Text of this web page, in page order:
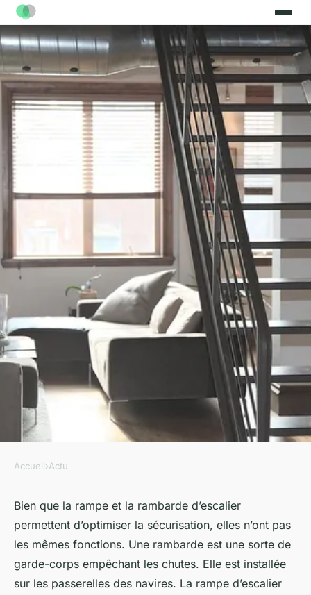
Comment trouver la rampe
d'escalier adapté à vos besoins
?
sébastienne•25 juin 2023•2 min de lecture
Accueil›Actu
Bien que la rampe et la rambarde d’escalier
permettent d’optimiser la sécurisation, elles n’ont pas
les mêmes fonctions. Une rambarde est une sorte de
garde-corps empêchant les chutes. Elle est installée
sur les passerelles des navires. La rampe d’escalier